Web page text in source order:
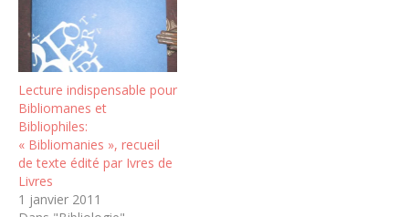
Lecture indispensable pour
Bibliomanes et
Bibliophiles:
« Bibliomanies », recueil
de texte édité par Ivres de
Livres
1 janvier 2011